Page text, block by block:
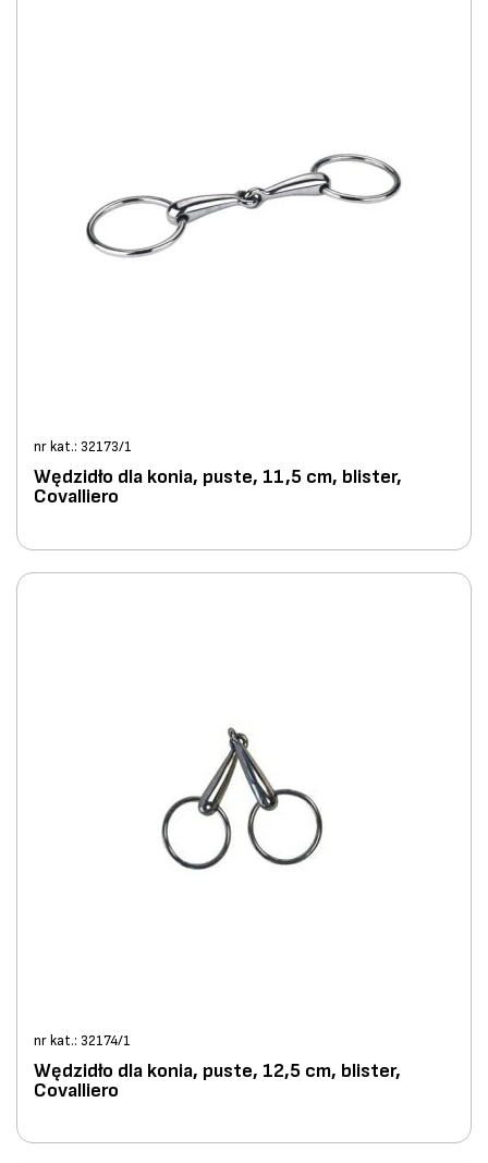
nr kat.: 32173/1
Wędzidło dla konia, puste, 11,5 cm, blister,
Covalliero
nr kat.: 32174/1
Wędzidło dla konia, puste, 12,5 cm, blister,
Covalliero